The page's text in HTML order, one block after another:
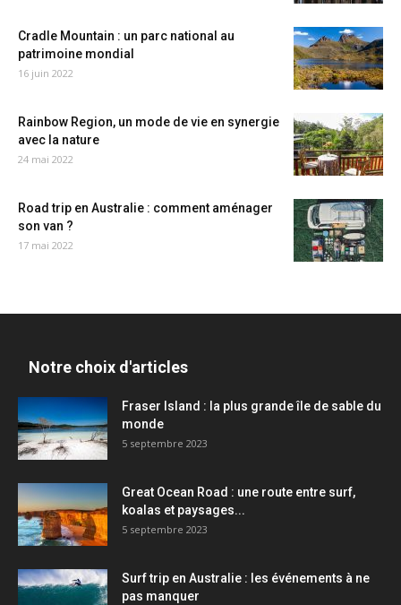
Cradle Mountain : un parc national au
patrimoine mondial
16 juin 2022
Rainbow Region, un mode de vie en synergie
avec la nature
24 mai 2022
Road trip en Australie : comment aménager
son van ?
17 mai 2022
Notre choix d'articles
Fraser Island : la plus grande île de sable du
monde
5 septembre 2023
Great Ocean Road : une route entre surf,
koalas et paysages...
5 septembre 2023
Surf trip en Australie : les événements à ne
pas manquer